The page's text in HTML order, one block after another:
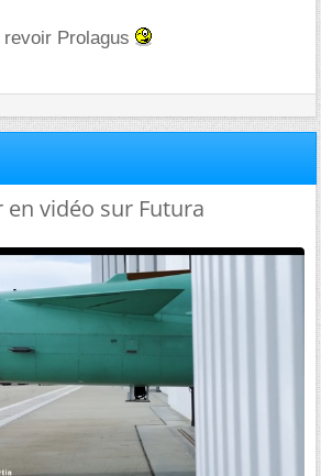
Prolagus
en vidéo sur Futura